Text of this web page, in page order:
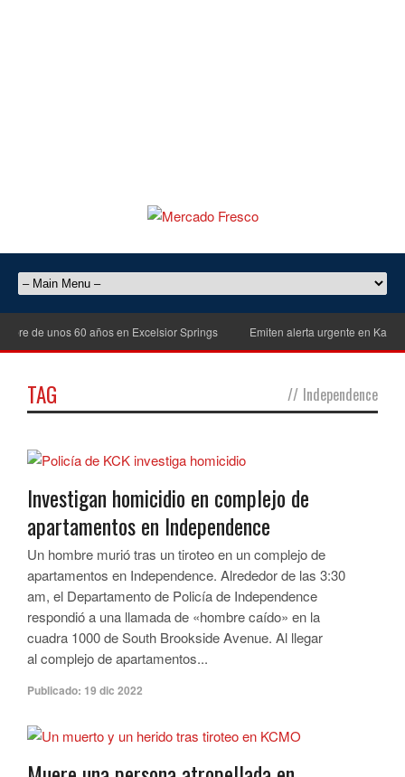
de unos 60 años en Excelsior Springs Emiten alerta urgente en Kansas
TAG // Independence
Investigan homicidio en complejo de
apartamentos en Independence
Un hombre murió tras un tiroteo en un complejo de
apartamentos en Independence. Alrededor de las 3:30
am, el Departamento de Policía de Independence
respondió a una llamada de «hombre caído» en la
cuadra 1000 de South Brookside Avenue. Al llegar
al complejo de apartamentos...
Publicado: 19 dic 2022